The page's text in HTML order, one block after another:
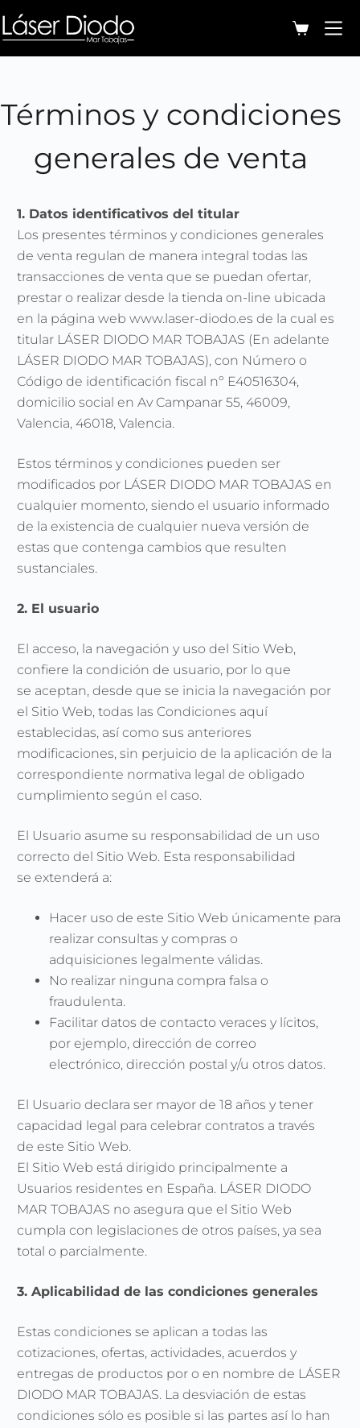
Términos y condiciones
generales de venta
1. Datos identificativos del titular
Los presentes términos y condiciones generales
de venta regulan de manera integral todas las
transacciones de venta que se puedan ofertar,
prestar o realizar desde la tienda on-line ubicada
en la página web www.laser-diodo.es de la cual es
titular LÁSER DIODO MAR TOBAJAS (En adelante
LÁSER DIODO MAR TOBAJAS), con Número o
Código de identificación fiscal nº E40516304,
domicilio social en Av Campanar 55, 46009,
Valencia, 46018, Valencia.
Estos términos y condiciones pueden ser
modificados por LÁSER DIODO MAR TOBAJAS en
cualquier momento, siendo el usuario informado
de la existencia de cualquier nueva versión de
estas que contenga cambios que resulten
sustanciales.
2. El usuario
El acceso, la navegación y uso del Sitio Web,
confiere la condición de usuario, por lo que
se aceptan, desde que se inicia la navegación por
el Sitio Web, todas las Condiciones aquí
establecidas, así como sus anteriores
modificaciones, sin perjuicio de la aplicación de la
correspondiente normativa legal de obligado
cumplimiento según el caso.
El Usuario asume su responsabilidad de un uso
correcto del Sitio Web. Esta responsabilidad
se extenderá a:
Hacer uso de este Sitio Web únicamente para
realizar consultas y compras o
adquisiciones legalmente válidas.
No realizar ninguna compra falsa o
fraudulenta.
Facilitar datos de contacto veraces y lícitos,
por ejemplo, dirección de correo
electrónico, dirección postal y/u otros datos.
El Usuario declara ser mayor de 18 años y tener
capacidad legal para celebrar contratos a través
de este Sitio Web.
El Sitio Web está dirigido principalmente a
Usuarios residentes en España. LÁSER DIODO
MAR TOBAJAS no asegura que el Sitio Web
cumpla con legislaciones de otros países, ya sea
total o parcialmente.
3. Aplicabilidad de las condiciones generales
Estas condiciones se aplican a todas las
cotizaciones, ofertas, actividades, acuerdos y
entregas de productos por o en nombre de LÁSER
DIODO MAR TOBAJAS. La desviación de estas
condiciones sólo es posible si las partes así lo han